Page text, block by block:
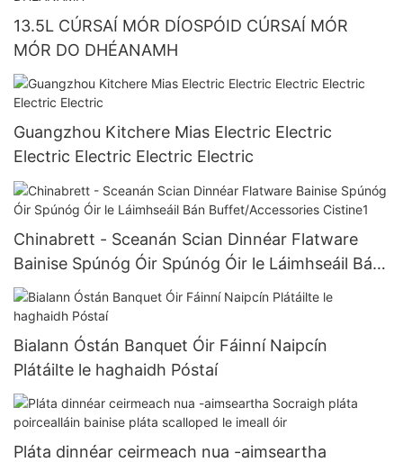
13.5L CÚRSAÍ MÓR DÍOSPÓID CÚRSAÍ MÓR
MÓR DO DHÉANAMH
Guangzhou Kitchere Mias Electric Electric
Electric Electric Electric Electric
Chinabrett - Sceanán Scian Dinnéar Flatware
Bainise Spúnóg Óir Spúnóg Óir le Láimhseáil Bán
Buffet/Accessories Cistine1
Bialann Óstán Banquet Óir Fáinní Naipcín
Plátáilte le haghaidh Póstaí
Pláta dinnéar ceirmeach nua -aimseartha